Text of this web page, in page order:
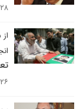
۲۸ مرداد ۱۳۹۱
۲۶ مرداد ۱۳۹۱